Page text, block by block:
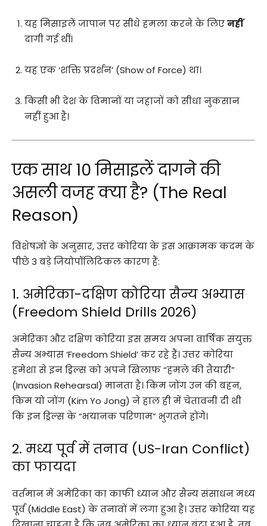
यह मिसाइलें जापान पर सीधे हमला करने के लिएनहीं
दागी गई थीं।
यह एक ‘शक्ति प्रदर्शन’ (Show of Force) था।
किसी भी देश के विमानों या जहाजों को सीधा नुकसान
नहीं हुआ है।
एक साथ 10 मिसाइलें दागने की
असली वजह क्या है? (The Real
Reason)
विशेषज्ञों के अनुसार, उत्तर कोरिया के इस आक्रामक कदम के
पीछे 3 बड़े जियोपॉलिटिकल कारण हैं:
1. अमेरिका-दक्षिण कोरिया सैन्य अभ्यास
(Freedom Shield Drills 2026)
अमेरिका और दक्षिण कोरिया इस समय अपना वार्षिक संयुक्त
सैन्य अभ्यास ‘Freedom Shield’ कर रहे हैं। उत्तर कोरिया
हमेशा से इन ड्रिल्स को अपने खिलाफ “हमले की तैयारी”
(Invasion Rehearsal) मानता है। किम जोंग उन की बहन,
किम यो जोंग (Kim Yo Jong) ने हाल ही में चेतावनी दी थी
कि इन ड्रिल्स के “भयानक परिणाम” भुगतने होंगे।
2. मध्य पूर्व में तनाव (US-Iran Conflict)
का फायदा
वर्तमान में अमेरिका का काफी ध्यान और सैन्य संसाधन मध्य
पूर्व (Middle East) के तनावों में लगा हुआ है। उत्तर कोरिया यह